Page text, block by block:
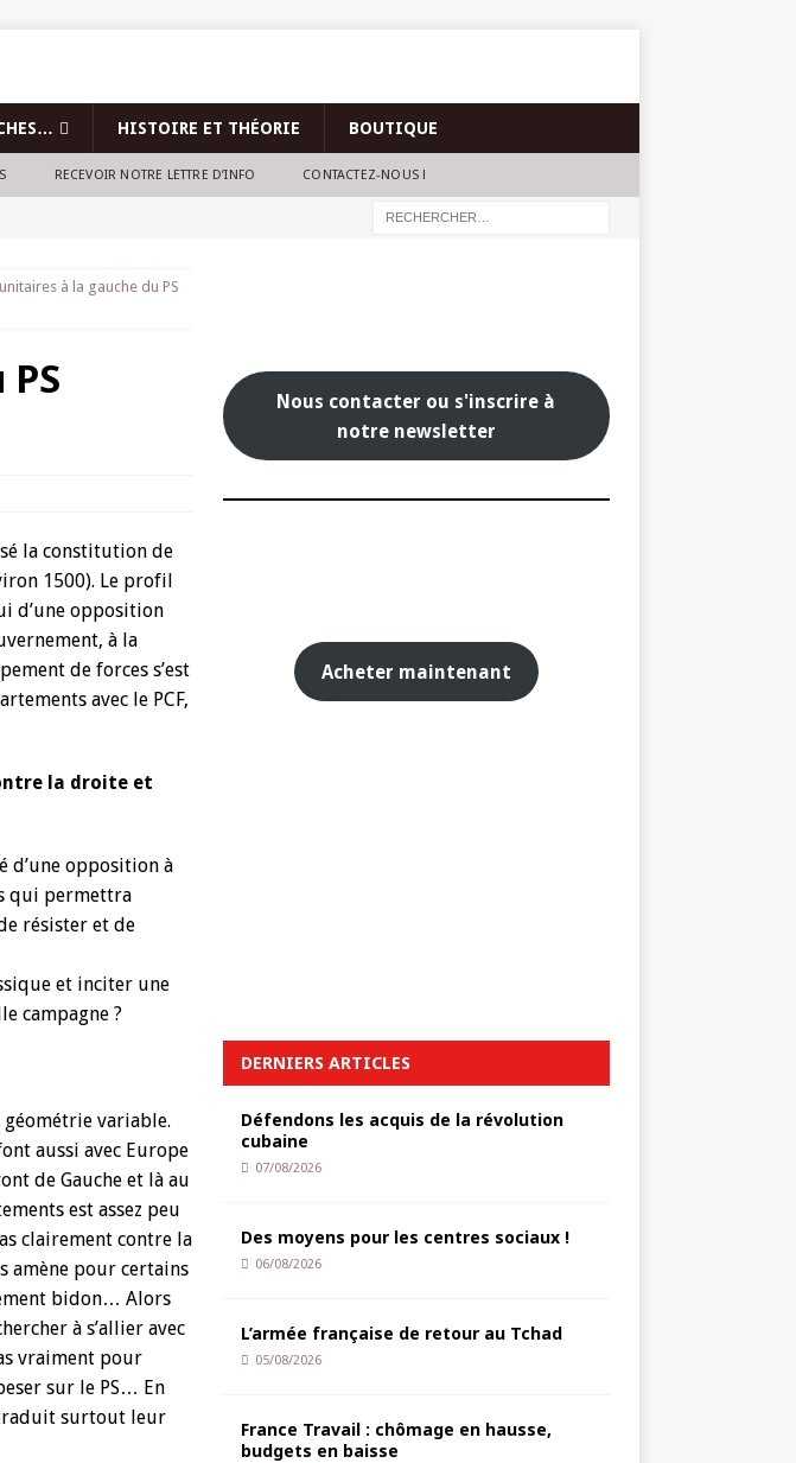
HISTOIRE ET THÉORIE BOUTIQUE
RECEVOIR NOTRE LETTRE D’INFO CONTACTEZ-NOUS !
à la gauche du PS
la constitution de
1500). Le profil
d’une opposition
à la
de forces s’est
avec le PCF,
la droite et
d’une opposition à
qui permettra
résister et de
et inciter une
campagne ?
géométrie variable.
aussi avec Europe
de Gauche et là au
est assez peu
clairement contre la
amène pour certains
bidon… Alors
à s’allier avec
vraiment pour
sur le PS… En
traduit surtout leur
Nous contacter ou s'inscrire à
notre newsletter
Acheter maintenant
DERNIERS ARTICLES
Défendons les acquis de la révolution
cubaine
07/08/2026
Des moyens pour les centres sociaux !
06/08/2026
L’armée française de retour au Tchad
05/08/2026
France Travail : chômage en hausse,
budgets en baisse